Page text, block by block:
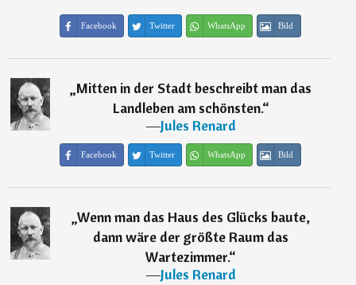
Facebook Twitter WhatsApp Bild
„Mitten in der Stadt beschreibt man das
Landleben am schönsten.“
―Jules Renard
Facebook Twitter WhatsApp Bild
„Wenn man das Haus des Glücks baute,
dann wäre der größte Raum das
Wartezimmer.“
―Jules Renard